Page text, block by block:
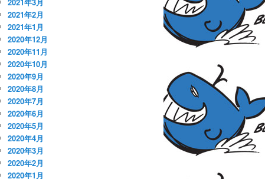
2021年2月
2021年1月
2020年12月
2020年11月
2020年10月
2020年9月
2020年8月
2020年7月
2020年6月
2020年5月
2020年4月
2020年3月
2020年2月
2020年1月